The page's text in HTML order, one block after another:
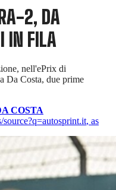
2, DA
IN FILA
nell'ePrix di
Da Costa, due prime
COSTA
, as